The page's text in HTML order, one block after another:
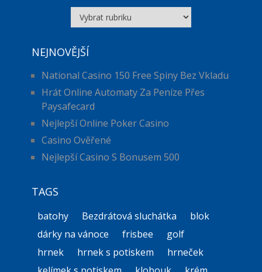
Kategorie
NEJNOVĚJŠÍ
National Casino 150 Free Spiny Bez Vkladu
Hrát Online Automaty Za Peníze Přes
Paysafecard
Nejlepší Online Poker Casino
Casino Ověřené
Nejlepší Casino S Bonusem 500
TAGS
batohy Bezdrátová sluchátka
blok
dárky na vánoce
frisbee
golf
hrnek
hrnek s potiskem
hrneček